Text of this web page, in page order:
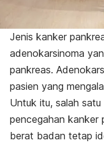
Jenis kanker
adenokarsinoma
pankreas.
pasien yang
Untuk itu, salah
pencegahan kanker
berat badan tetap